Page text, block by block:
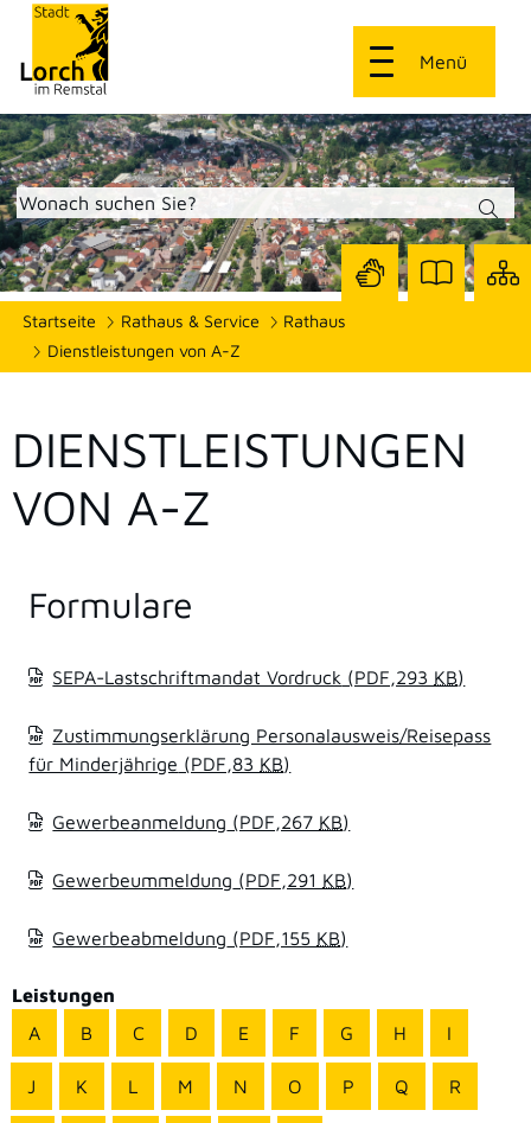
Menü
Startseite Rathaus & Service
Rathaus
Dienstleistungen von A-Z
Seite
DIENSTLEISTUNGEN
VON A-Z
Formulare
SEPA-Lastschriftmandat Vordruck (PDF,293 KB)
Zustimmungserklärung Personalausweis/Reisepass
für Minderjährige (PDF,83 KB)
Gewerbeanmeldung (PDF,267 KB)
Gewerbeummeldung (PDF,291 KB)
Gewerbeabmeldung (PDF,155 KB)
Leistungen
A
B C D E F G H I
J K L M N O P Q R